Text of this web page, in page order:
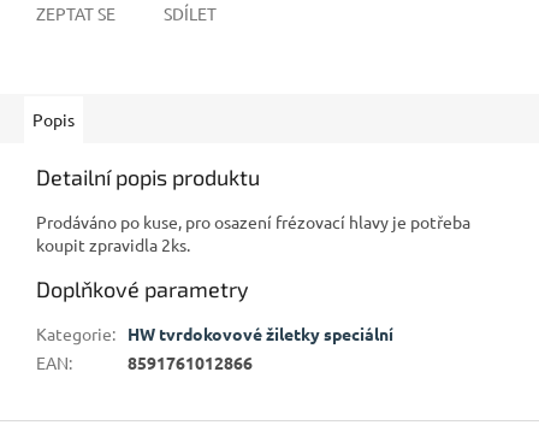
ZEPTAT SE SDÍLET
Popis
Detailní popis produktu
Prodáváno po kuse, pro osazení frézovací hlavy je potřeba
koupit zpravidla 2ks.
Doplňkové parametry
Kategorie:
HW tvrdokovové žiletky speciální
EAN: 8591761012866